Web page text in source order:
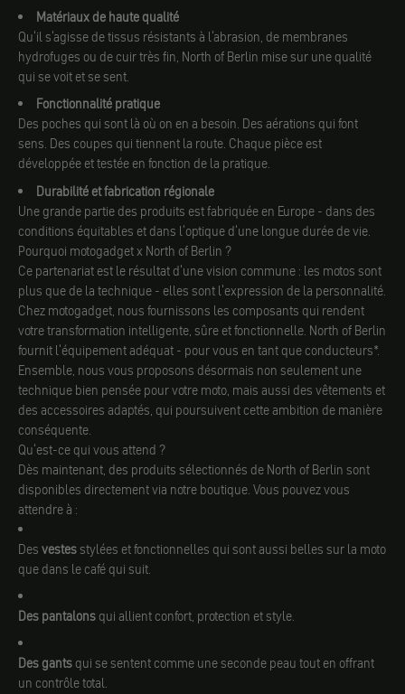
Matériaux de haute qualité
Qu'il s'agisse de tissus résistants à l'abrasion, de membranes
hydrofuges ou de cuir très fin, North of Berlin mise sur une qualité
qui se voit et se sent.
Fonctionnalité pratique
Des poches qui sont là où on en a besoin. Des aérations qui font
sens. Des coupes qui tiennent la route. Chaque pièce est
développée et testée en fonction de la pratique.
Durabilité et fabrication régionale
Une grande partie des produits est fabriquée en Europe - dans des
conditions équitables et dans l'optique d'une longue durée de vie.
Pourquoi motogadget x North of Berlin ?
Ce partenariat est le résultat d'une vision commune : les motos sont
plus que de la technique - elles sont l'expression de la personnalité.
Chez motogadget, nous fournissons les composants qui rendent
votre transformation intelligente, sûre et fonctionnelle. North of Berlin
fournit l'équipement adéquat - pour vous en tant que conducteurs*.
Ensemble, nous vous proposons désormais non seulement une
technique bien pensée pour votre moto, mais aussi des vêtements et
des accessoires adaptés, qui poursuivent cette ambition de manière
conséquente.
Qu'est-ce qui vous attend ?
Dès maintenant, des produits sélectionnés de North of Berlin sont
disponibles directement via notre boutique. Vous pouvez vous
attendre à :
Des vestesstylées et fonctionnelles qui sont aussi belles sur la moto
que dans le café qui suit.
Des pantalons qui allient confort, protection et style.
Des gants qui se sentent comme une seconde peau tout en offrant
un contrôle total.